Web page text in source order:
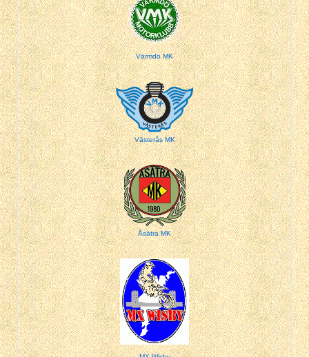
Värmdö MK
Västerås MK
Åsätra MK